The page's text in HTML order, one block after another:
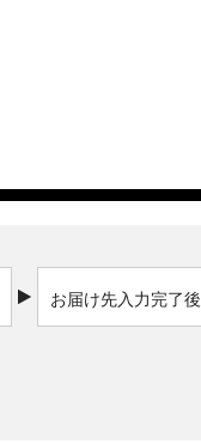
お届け先入力完了後